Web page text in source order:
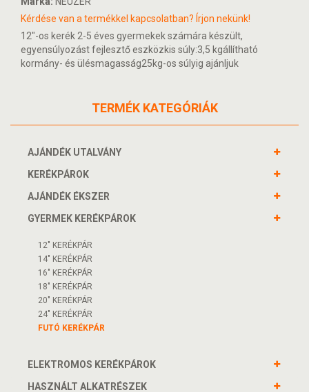
Kérdése van a termékkel kapcsolatban? Írjon nekünk!
12"-os kerék 2-5 éves gyermekek számára készült,
egyensúlyozást fejlesztő eszközkis súly:3,5 kgállítható
kormány- és ülésmagasság25kg-os súlyig ajánljuk
TERMÉK KATEGÓRIÁK
AJÁNDÉK UTALVÁNY
KERÉKPÁROK
AJÁNDÉK ÉKSZER
GYERMEK KERÉKPÁROK
12" KERÉKPÁR
14" KERÉKPÁR
16" KERÉKPÁR
18" KERÉKPÁR
20" KERÉKPÁR
24" KERÉKPÁR
FUTÓ KERÉKPÁR
ELEKTROMOS KERÉKPÁROK
HASZNÁLT ALKATRÉSZEK